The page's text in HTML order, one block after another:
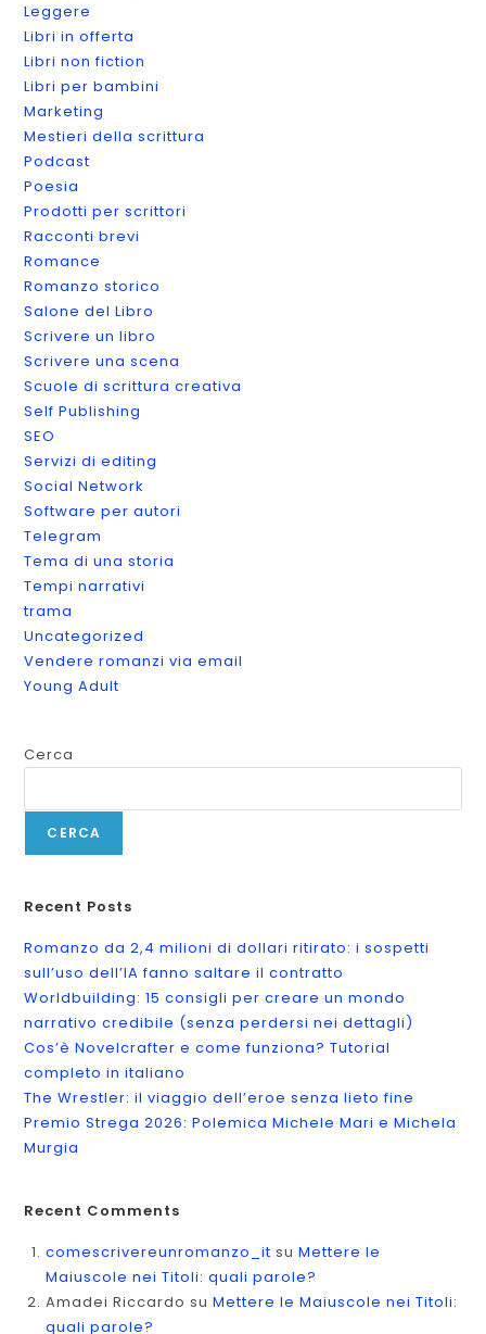
Leggere
Libri in offerta
Libri non fiction
Libri per bambini
Marketing
Mestieri della scrittura
Podcast
Poesia
Prodotti per scrittori
Racconti brevi
Romance
Romanzo storico
Salone del Libro
Scrivere un libro
Scrivere una scena
Scuole di scrittura creativa
Self Publishing
SEO
Servizi di editing
Social Network
Software per autori
Telegram
Tema di una storia
Tempi narrativi
trama
Uncategorized
Vendere romanzi via email
Young Adult
Cerca
CERCA
Recent Posts
Romanzo da 2,4 milioni di dollari ritirato: i sospetti
sull’uso dell’IA fanno saltare il contratto
Worldbuilding: 15 consigli per creare un mondo
narrativo credibile (senza perdersi nei dettagli)
Cos’è Novelcrafter e come funziona? Tutorial
completo in italiano
The Wrestler: il viaggio dell’eroe senza lieto fine
Premio Strega 2026: Polemica Michele Mari e Michela
Murgia
Recent Comments
comescrivereunromanzo_it suMettere le
Maiuscole nei Titoli: quali parole?
Amadei Riccardo suMettere le Maiuscole nei Titoli:
quali parole?